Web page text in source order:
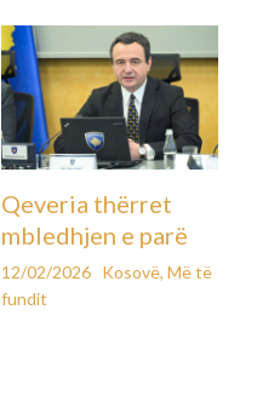
Qeveria thërret
mbledhjen e parë
12/02/2026 Kosovë, Më të
fundit